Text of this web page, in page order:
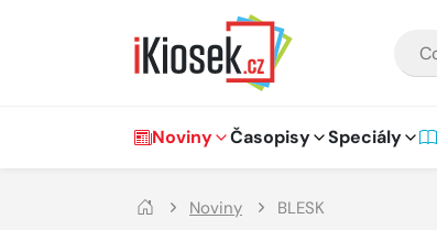
Hlavní navigace
Noviny Časopisy Speciály
Noviny BLESK